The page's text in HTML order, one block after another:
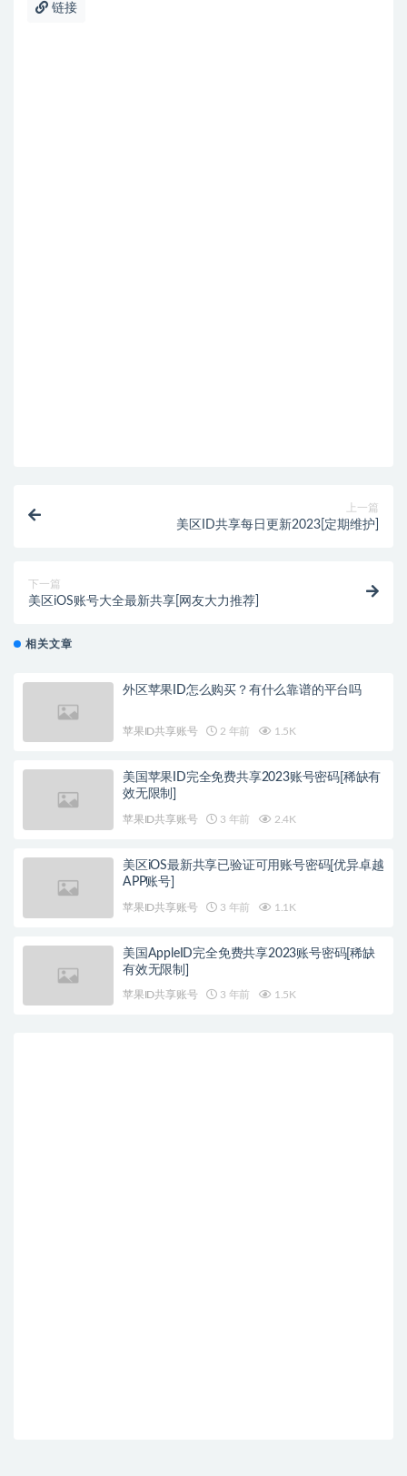
链接
上一篇
美区ID共享每日更新2023[定期维护]
下一篇
美区iOS账号大全最新共享[网友大力推荐]
相关文章
外区苹果ID怎么购买？有什么靠谱的平台吗
苹果ID共享账号 2 年前 1.5K
美国苹果ID完全免费共享2023账号密码[稀缺有
效无限制]
苹果ID共享账号 3 年前 2.4K
美区iOS最新共享已验证可用账号密码[优异卓越
APP账号]
苹果ID共享账号 3 年前 1.1K
美国AppleID完全免费共享2023账号密码[稀缺
有效无限制]
苹果ID共享账号 3 年前 1.5K